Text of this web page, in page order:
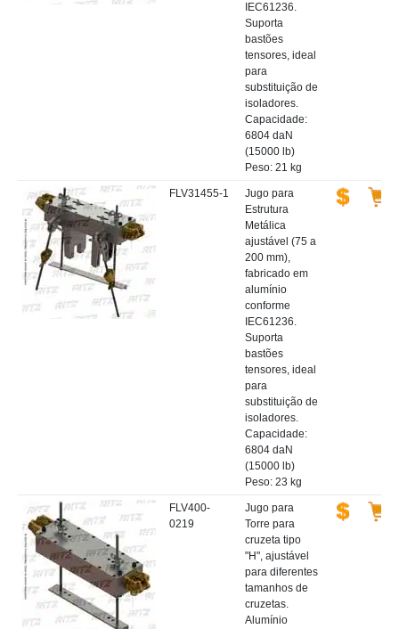
IEC61236.
Suporta
bastões
tensores, ideal
para
substituição de
isoladores.
Capacidade:
6804 daN
(15000 lb)
Peso: 21 kg
FLV31455-1
Jugo para
Estrutura
Metálica
ajustável (75 a
200 mm),
fabricado em
alumínio
conforme
IEC61236.
Suporta
bastões
tensores, ideal
para
substituição de
isoladores.
Capacidade:
6804 daN
(15000 lb)
Peso: 23 kg
FLV400-
0219
Jugo para
Torre para
cruzeta tipo
"H", ajustável
para diferentes
tamanhos de
cruzetas.
Alumínio